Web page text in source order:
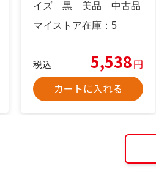
イズ 黒 美品 中古品
マイストア在庫： 5
税込 5,538円
カートに入れる